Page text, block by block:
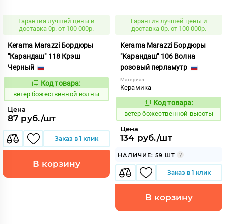
Гарантия лучшей цены и
доставка 0р. от 100 000р.
Kerama Marazzi Бордюры
"Карандаш" 118 Крэш
Черный
110137
Код товара:
ветер божественной волны
Цена
87 руб./шт
Заказ в 1 клик
В корзину
Гарантия лучшей цены и
доставка 0р. от 100 000р.
Kerama Marazzi Бордюры
"Карандаш" 106 Волна
розовый перламутр
Материал:
Керамика
110132
Код товара:
ветер божественной высоты
Цена
134 руб./шт
НАЛИЧИЕ: 59 ШТ
Заказ в 1 клик
В корзину